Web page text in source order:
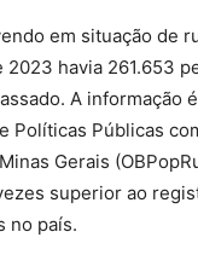
em situação de
2023 havia 261.653
A
Políticas Públicas
Gerais
superior ao
no país.